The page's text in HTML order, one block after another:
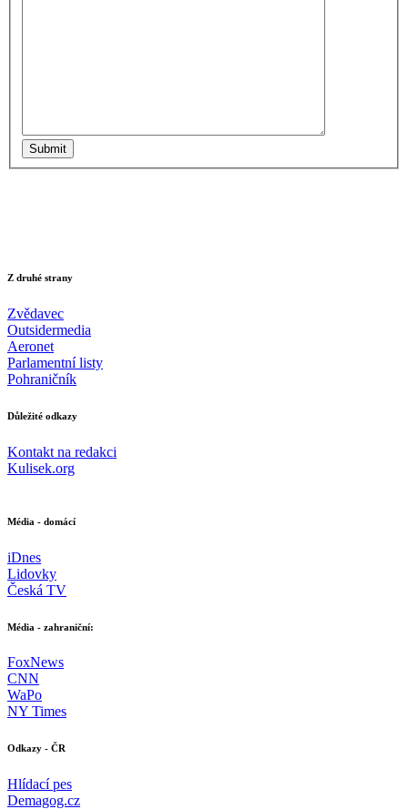
Submit
Z druhé strany
Zvědavec
Outsidermedia
Aeronet
Parlamentní listy
Pohraničník
Důležité odkazy
Kontakt na redakci
Kulisek.org
Média - domácí
iDnes
Lidovky
Česká TV
Média - zahraniční:
FoxNews
CNN
WaPo
NY Times
Odkazy - ČR
Hlídací pes
Demagog.cz